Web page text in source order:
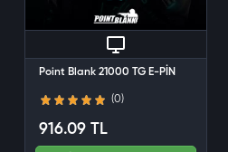
Point Blank 21000 TG E-PİN
(0)
916.09 TL